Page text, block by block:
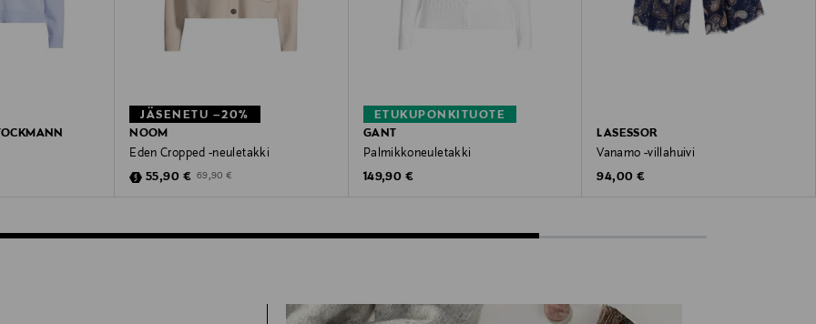
JÄSENETU –20%
NOOM
Eden Cropped -neuletakki
Discounted Price
55,90 € Original Price
69,90 €
ETUKUPONKITUOTE
GANT
Palmikkoneuletakki
Original Price
149,90 €
LASESSOR
Vanamo -villahuivi
Original Price
94,00 €